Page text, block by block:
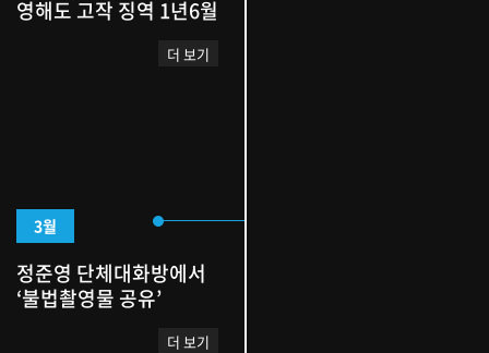
영해도 고작 징역 1년6월
더 보기
3월
정준영 단체대화방에서
‘불법촬영물 공유’
더 보기